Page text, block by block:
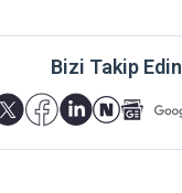
Bizi Takip Edin